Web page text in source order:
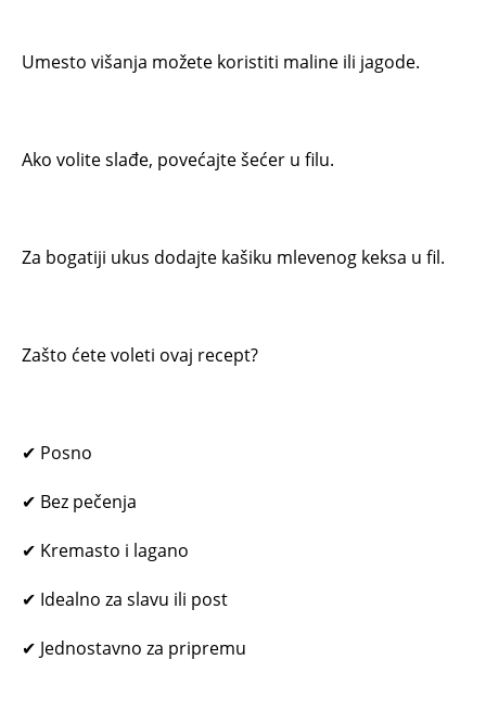
Umesto višanja možete koristiti maline ili jagode.
Ako volite slađe, povećajte šećer u filu.
Za bogatiji ukus dodajte kašiku mlevenog keksa u fil.
Zašto ćete voleti ovaj recept?
✔ Posno
✔ Bez pečenja
✔ Kremasto i lagano
✔ Idealno za slavu ili post
✔ Jednostavno za pripremu